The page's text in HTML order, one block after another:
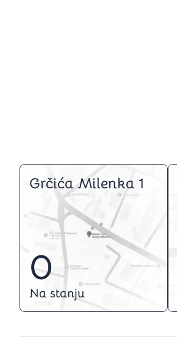
Grčića Milenka 1
0
Na stanju